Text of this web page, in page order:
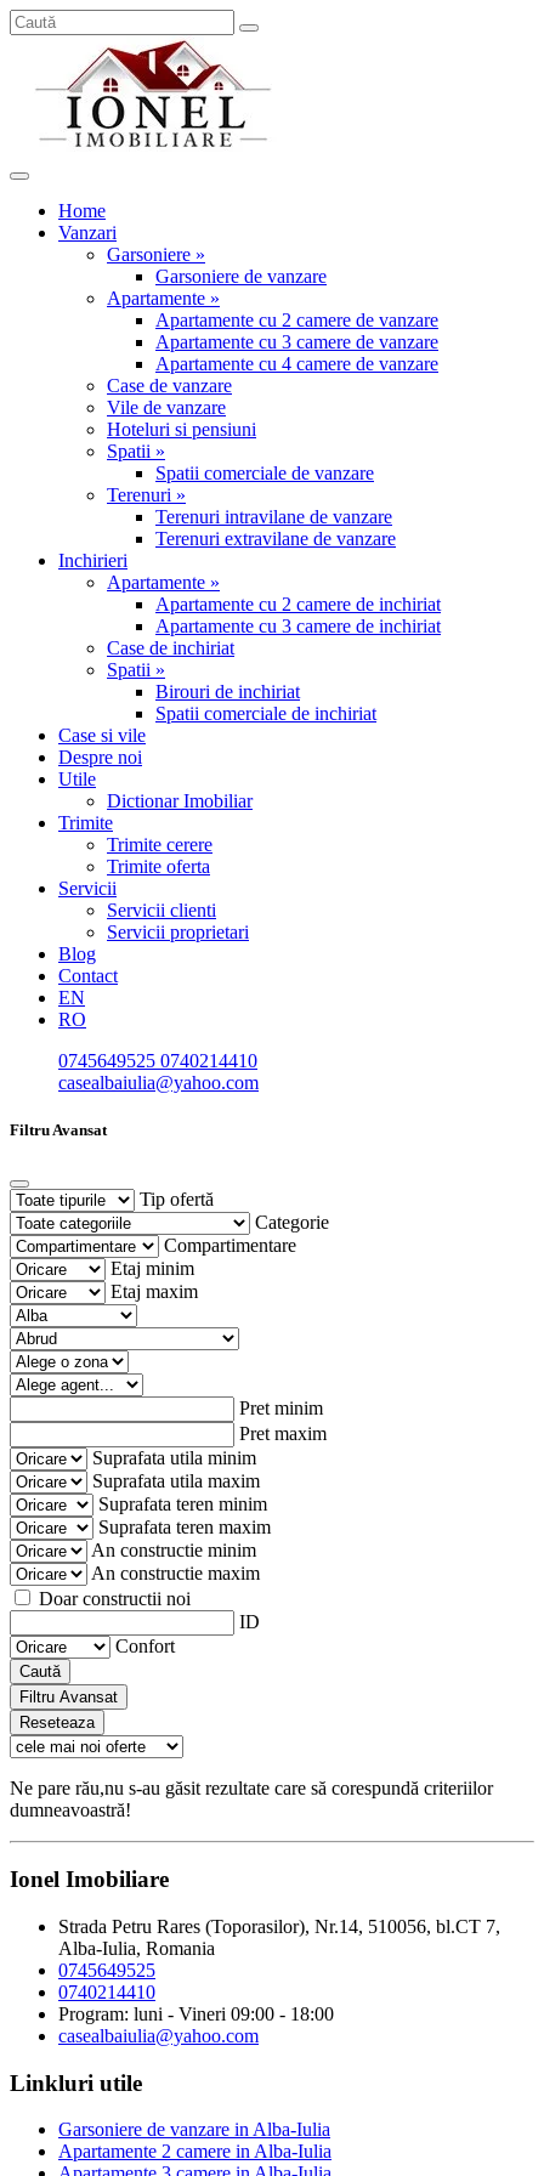
Home
Vanzari
Garsoniere »
Garsoniere de vanzare
Apartamente »
Apartamente cu 2 camere de vanzare
Apartamente cu 3 camere de vanzare
Apartamente cu 4 camere de vanzare
Case de vanzare
Vile de vanzare
Hoteluri si pensiuni
Spatii »
Spatii comerciale de vanzare
Terenuri »
Terenuri intravilane de vanzare
Terenuri extravilane de vanzare
Inchirieri
Apartamente »
Apartamente cu 2 camere de inchiriat
Apartamente cu 3 camere de inchiriat
Case de inchiriat
Spatii »
Birouri de inchiriat
Spatii comerciale de inchiriat
Case si vile
Despre noi
Utile
Dictionar Imobiliar
Trimite
Trimite cerere
Trimite oferta
Servicii
Servicii clienti
Servicii proprietari
Blog
Contact
EN
RO
0745649525 0740214410
casealbaiulia@yahoo.com
Filtru Avansat
Tip ofertă
Categorie
Compartimentare
Etaj minim
Etaj maxim
Pret minim
Pret maxim
Suprafata utila minim
Suprafata utila maxim
Suprafata teren minim
Suprafata teren maxim
An constructie minim
An constructie maxim
Doar constructii noi
ID
Confort
Caută
Filtru Avansat
Reseteaza
Ne pare rău,nu s-au găsit rezultate care să corespundă criteriilor
dumneavoastră!
Ionel Imobiliare
Strada Petru Rares (Toporasilor), Nr.14, 510056, bl.CT 7,
Alba-Iulia, Romania
0745649525
0740214410
Program: luni - Vineri 09:00 - 18:00
casealbaiulia@yahoo.com
Linkluri utile
Garsoniere de vanzare in Alba-Iulia
Apartamente 2 camere in Alba-Iulia